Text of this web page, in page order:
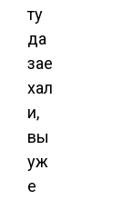
ту
да
зае
хал
и,
вы
уж
е